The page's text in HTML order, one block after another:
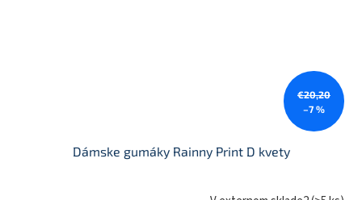
€20,20
–7 %
Dámske gumáky Rainny Print D kvety